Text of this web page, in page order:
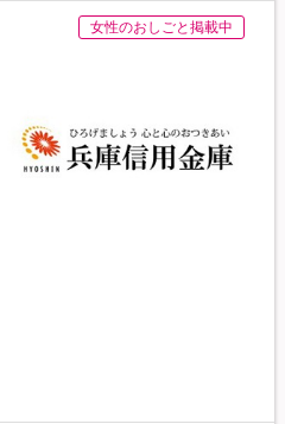
女性のおしごと掲載中